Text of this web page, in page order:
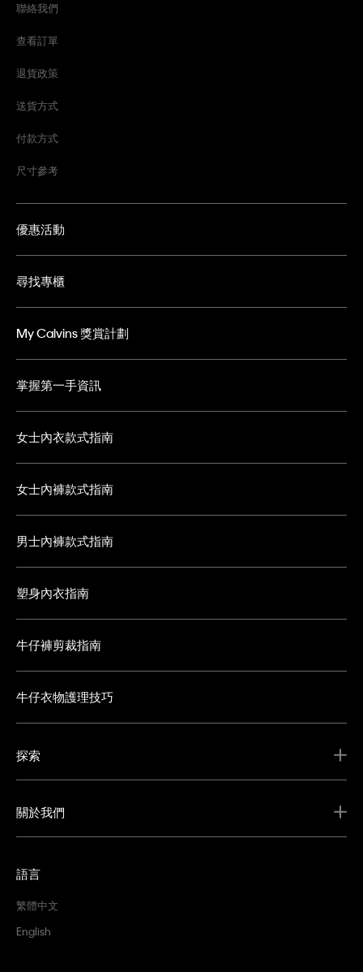
聯絡我們
查看訂單
退貨政策
送貨方式
付款方式
尺寸參考
優惠活動
尋找專櫃
My Calvins 獎賞計劃
掌握第一手資訊
女士內衣款式指南
女士內褲款式指南
男士內褲款式指南
塑身內衣指南
牛仔褲剪裁指南
牛仔衣物護理技巧
探索
關於我們
語言
繁體中文
English